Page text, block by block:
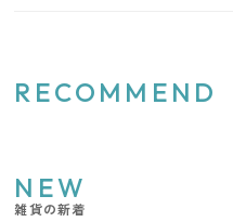
RECOMMEND
NEW
雑貨の新着